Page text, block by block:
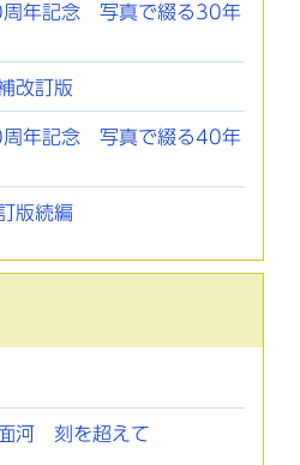
周年記念 写真で綴る30年
改訂版
周年記念 写真で綴る40年
版続編
河 刻を超えて